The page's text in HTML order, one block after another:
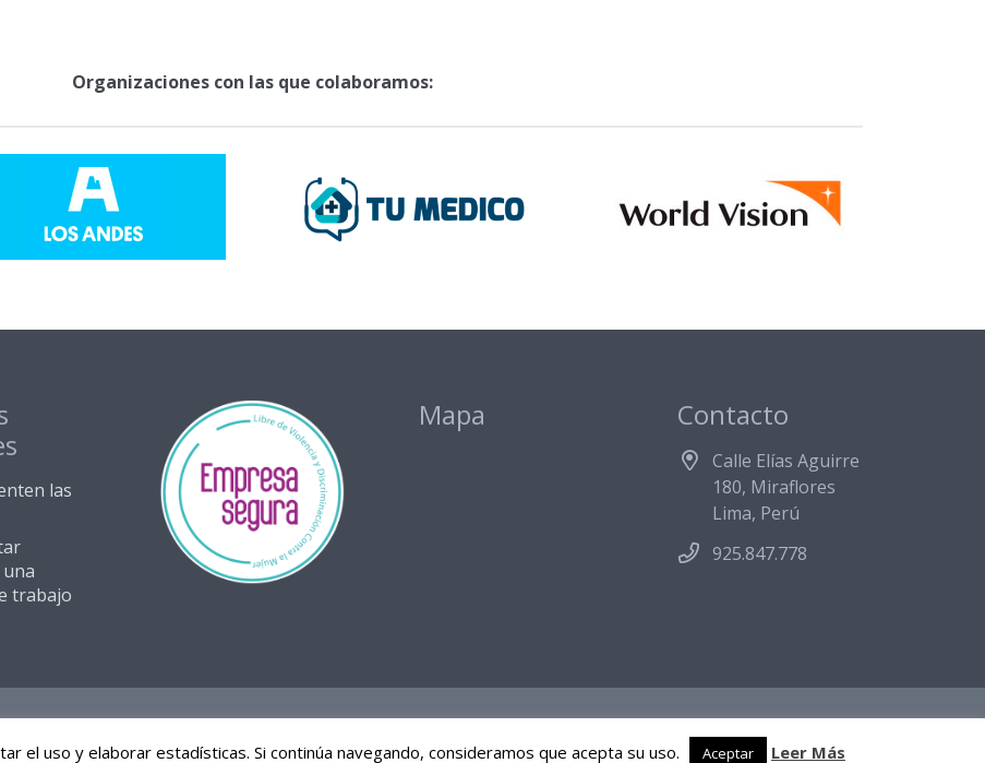
Organizaciones con las que colaboramos:
las
trabajo
Mapa Contacto
Calle Elías Aguirre
180, Miraflores
Lima, Perú
925.847.778
el uso y elaborar estadísticas. Si continúa navegando, consideramos que acepta su uso. Aceptar Leer Más